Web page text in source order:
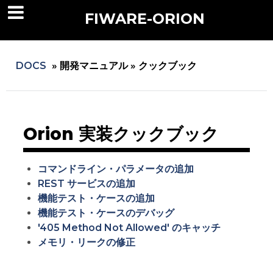
FIWARE-ORION
DOCS » 開発マニュアル » クックブック
Orion 実装クックブック
コマンドライン・パラメータの追加
REST サービスの追加
機能テスト・ケースの追加
機能テスト・ケースのデバッグ
'405 Method Not Allowed' のキャッチ
メモリ・リークの修正